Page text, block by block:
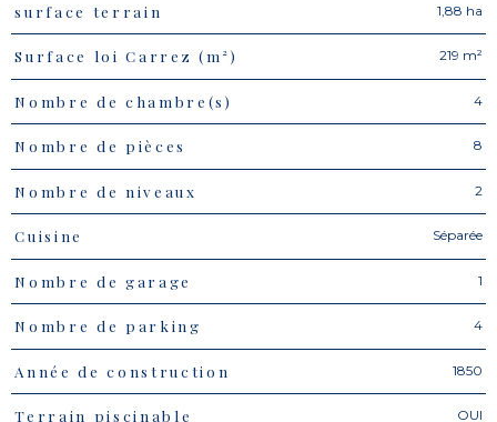
surface terrain 1,88 ha
Surface loi Carrez (m²) 219 m²
Nombre de chambre(s) 4
Nombre de pièces 8
Nombre de niveaux 2
Cuisine Séparée
Nombre de garage 1
Nombre de parking 4
Année de construction 1850
Terrain piscinable OUI